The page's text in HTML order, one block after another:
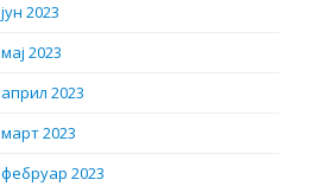
јун 2023
мај 2023
април 2023
март 2023
фебруар 2023